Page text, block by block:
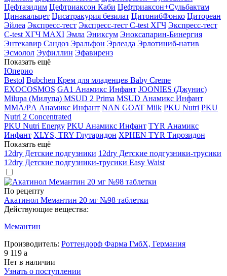
Цефтазидим Цефтриаксон Каби Цефтриаксон+Сульбактам
Цинакальцет Цисатракурия безилат Цитониб®онко Цитореан
Эйлеа Экспресс-тест Экспресс-тест C-test ХГЧ Экспресс-тест
C-test ХГЧ MAXI Эмла Эниксум Эноксапарин-Бинергия
Энтекавир Сандоз Эральфон Эрлеада Эрлотиниб-натив
Эсмолол Эуфиллин Эфавиренз
Показать ещё
Юперио
Bestol Bubchen Крем для младенцев Baby Creme
EXOCOSMOS GA1 Анамикс Инфант JOONIES (Джунис)
Milupa (Милупа) MSUD 2 Prima MSUD Анамикс Инфант
MМА/PА Анамикс Инфант NAN GOAT Milk PKU Nutri PKU
Nutri 2 Concentrated
PKU Nutri Energy PKU Анамикс Инфант TYR Анамикс
Инфант XLYS, TRY Глутаридон XPHEN TYR Тирозидон
Показать ещё
12dry Детские подгузники 12dry Детские подгузники-трусики
12dry Детские подгузники-трусики Easy Waist
По рецепту
Акатинол Мемантин 20 мг №98 таблетки
Действующие вещества:
Мемантин
Производитель: Роттендорф Фарма ГмбХ, Германия
9 119 a
Нет в наличии
Узнать о поступлении